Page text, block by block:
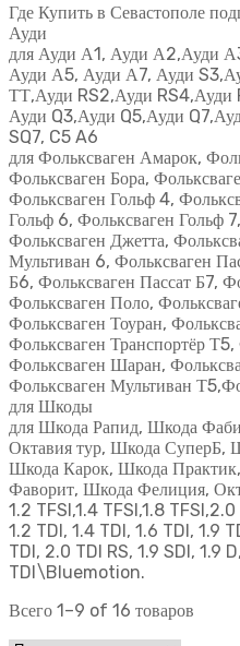
Где Купить в Севастополе
Ауди
для Ауди А1, Ауди А2,Ауди
Ауди А5, Ауди А7, Ауди
ТТ,Ауди RS2,Ауди RS4,Ауди
Ауди Q3,Ауди Q5,Ауди
SQ7, C5 A6
для Фольксваген Амарок,
Фольксваген Бора,
Фольксваген Гольф 4,
Гольф 6, Фольксваген Гольф
Фольксваген Джетта,
Мультиван 6, Фольксваген
Б6, Фольксваген Пассат Б7,
Фольксваген Поло,
Фольксваген Тоуран,
Фольксваген Транспортёр
Фольксваген Шаран,
Фольксваген Мультиван
для Шкоды
для Шкода Рапид, Шкода
Октавия тур, Шкода СуперБ,
Шкода Карок, Шкода
Фаворит, Шкода Фелиция,
1.2 TFSI,1.4 TFSI,1.8
1.2 TDI, 1.4 TDI, 1.6 TDI, 1.9
TDI, 2.0 TDI RS, 1.9 SDI, 1.9
TDI\Bluemotion.
Всего 1–9 of 16 товаров